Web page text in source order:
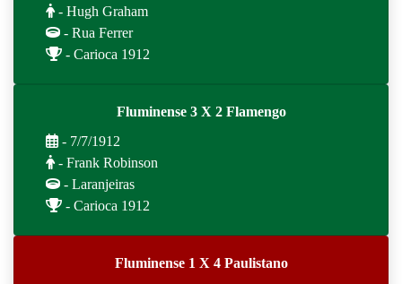
- Hugh Graham
- Rua Ferrer
- Carioca 1912
Fluminense 3 X 2 Flamengo
- 7/7/1912
- Frank Robinson
- Laranjeiras
- Carioca 1912
Fluminense 1 X 4 Paulistano